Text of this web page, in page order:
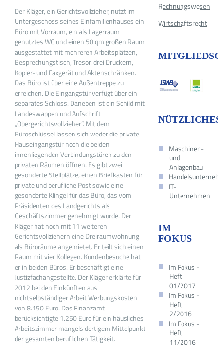
Der Kläger, ein Gerichtsvollzieher, nutzt im
Untergeschoss seines Einfamilienhauses ein
Büro mit Vorraum, ein als Lagerraum
genutztes WC und einen 50 qm großen Raum
ausgestattet mit mehreren Arbeitsplätzen,
Besprechungstisch, Tresor, drei Druckern,
Kopier- und Faxgerät und Aktenschränken.
Das Büro ist über eine Außentreppe zu
erreichen. Die Eingangstür verfügt über ein
separates Schloss. Daneben ist ein Schild mit
Landeswappen und Aufschrift
„Obergerichtsvollzieher“. Mit dem
Büroschlüssel lassen sich weder die private
Hauseingangstür noch die beiden
innenliegenden Verbindungstüren zu den
privaten Räumen öffnen. Es gibt zwei
gesonderte Stellplätze, einen Briefkasten für
private und berufliche Post sowie eine
gesonderte Klingel für das Büro, das vom
Präsidenten des Landgerichts als
Geschäftszimmer genehmigt wurde. Der
Kläger hat noch mit 11 weiteren
Gerichtsvollziehern eine Dreiraumwohnung
als Büroräume angemietet. Er teilt sich einen
Raum mit vier Kollegen. Kundenbesuche hat
er in beiden Büros. Er beschäftigt eine
Justizfachangestellte. Der Kläger erklärte für
2012 bei den Einkünften aus
nichtselbständiger Arbeit Werbungskosten
von 8.150 Euro. Das Finanzamt
berücksichtigte 1.250 Euro für ein häusliches
Arbeitszimmer mangels dortigem Mittelpunkt
der gesamten beruflichen Tätigkeit.
Rechnungswesen
Wirtschaftsrecht
Maschinen-
und
Anlagenbau
IT-
Unternehmen
IM
FOKUS
Im Fokus -
Heft
01/2017
Im Fokus -
Heft
2/2016
Im Fokus -
Heft
11/2016